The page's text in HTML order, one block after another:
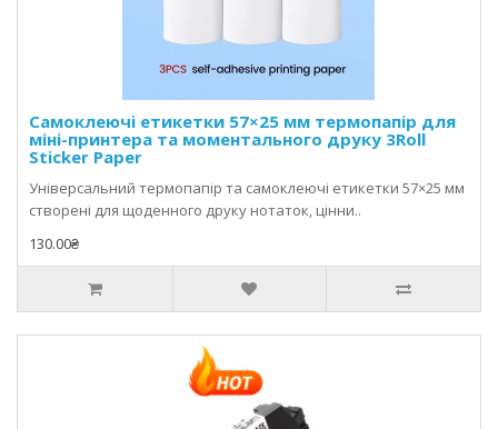
Самоклеючі етикетки 57×25 мм термопапір для
міні-принтера та моментального друку 3Roll
Sticker Paper
Універсальний термопапір та самоклеючі етикетки 57×25 мм
створені для щоденного друку нотаток, цінни..
130.00₴